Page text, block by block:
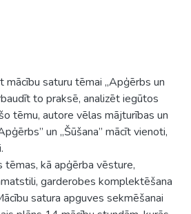
mācību saturu tēmai „Apģērbs un
to praksē, analizēt iegūtos
tēmu, autore vēlas mājturības un
un „Šūšana” mācīt vienoti,
tēmas, kā apģērba vēsture,
garderobes komplektēšana
satura apguves sekmēšanai